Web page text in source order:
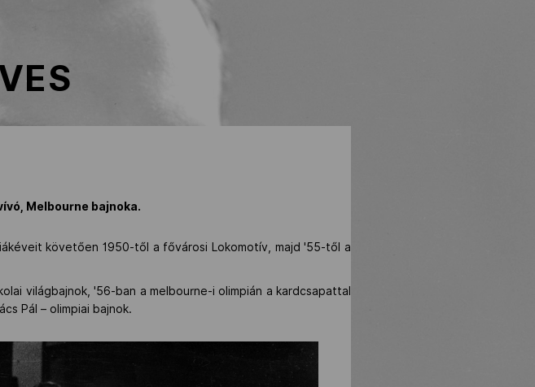
Melbourne bajnoka.
követően 1950-től a fővárosi Lokomotív, majd '55-től a
világbajnok, '56-ban a melbourne-i olimpián a kardcsapattal
Pál – olimpiai bajnok.